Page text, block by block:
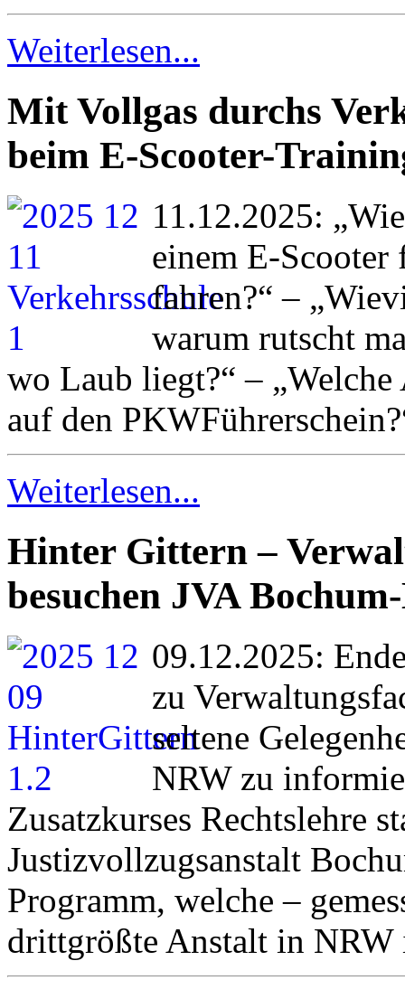
Weiterlesen...
Mit Vollgas durchs
beim E-Scooter-
11.12.2025:
einem E-
fahren?“ –
warum rutscht
wo Laub liegt?“ –
auf den
Weiterlesen...
Hinter Gittern –
besuchen JVA
09.12.2025:
zu
seltene
NRW zu
Zusatzkurses Rechtslehre
Justizvollzugsanstalt
Programm, welche –
drittgrößte Anstalt in NRW